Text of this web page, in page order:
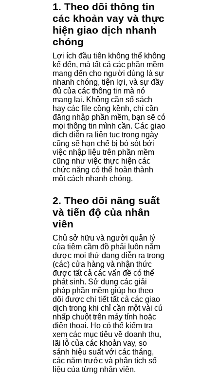
1. Theo dõi thông tin
các khoản vay và thực
hiện giao dịch nhanh
chóng
Lợi ích đầu tiên không thể không
kể đến, mà tất cả các phần mềm
mang đến cho người dùng là sự
nhanh chóng, tiện lợi, và sự đầy
đủ của các thông tin mà nó
mang lại. Không cần sổ sách
hay các file cồng kềnh, chỉ cần
đăng nhập phần mềm, bạn sẽ có
mọi thông tin mình cần. Các giao
dịch diễn ra liên tục trong ngày
cũng sẽ hạn chế bị bỏ sót bởi
việc nhập liệu trên phần mềm
cũng như việc thực hiện các
chức năng có thể hoàn thành
một cách nhanh chóng.
2. Theo dõi năng suất
và tiến độ của nhân
viên
Chủ sở hữu và người quản lý
của tiệm cầm đồ phải luôn nắm
được mọi thứ đang diễn ra trong
(các) cửa hàng và nhận thức
được tất cả các vấn đề có thể
phát sinh. Sử dụng các giải
pháp phần mềm giúp họ theo
dõi được chi tiết tất cả các giao
dịch trong khi chỉ cần một vài cú
nhấp chuột trên máy tính hoặc
điện thoại. Họ có thể kiểm tra
xem các mục tiêu về doanh thu,
lãi lỗ của các khoản vay, so
sánh hiệu suất với các tháng,
các năm trước và phân tích số
liệu của từng nhân viên.